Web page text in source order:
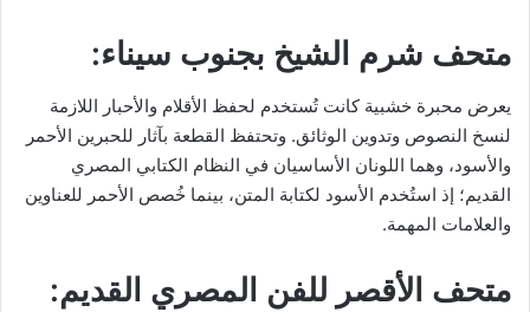
متحف شرم الشيخ بجنوب سيناء:
يعرض محبرة خشبية كانت تُستخدم لحفظ الأقلام والأحبار اللازمة
لنسخ النصوص وتدوين الوثائق. وتحتفظ القطعة بآثار للحبرين الأحمر
والأسود، وهما اللونان الأساسيان في النظام الكتابي المصري
القديم؛ إذ استُخدم الأسود لكتابة المتن، بينما خُصص الأحمر للعناوين
والعلامات المهمة.
متحف الأقصر للفن المصري القديم: